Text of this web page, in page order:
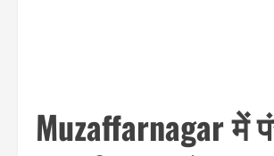
Muzaffarnagar में